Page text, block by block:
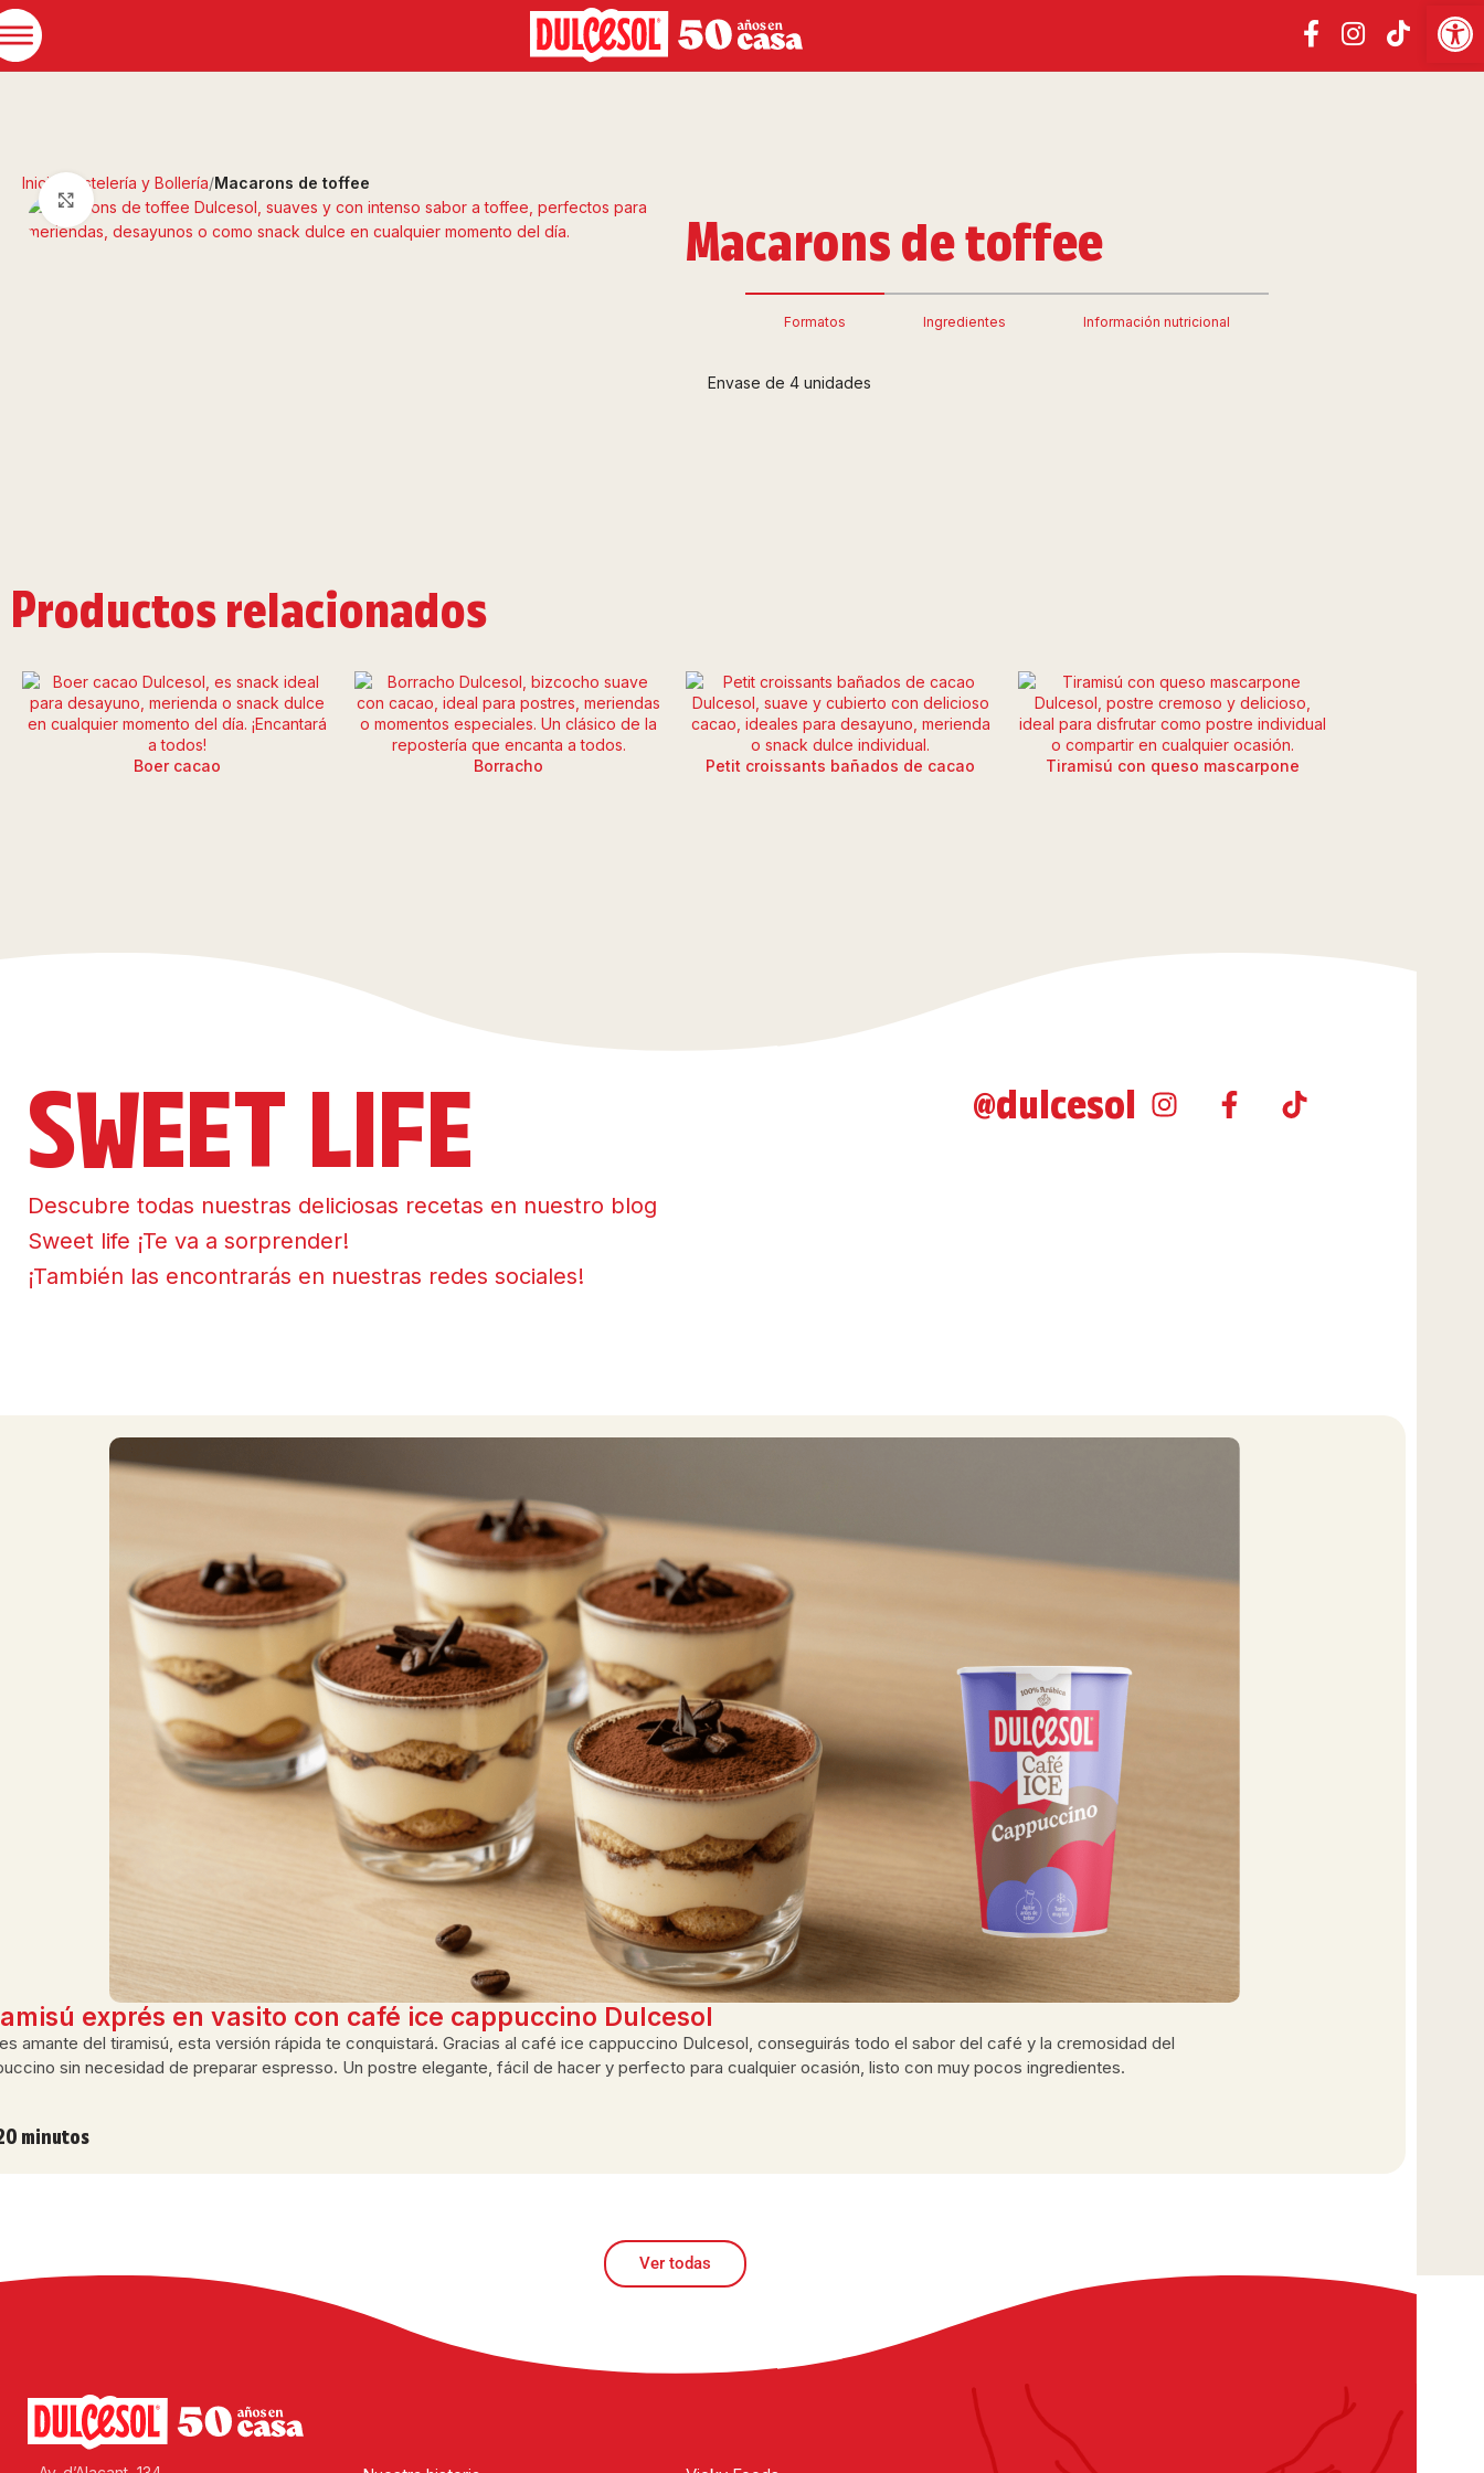
Inicio Pastelería y Bollería Macarons de toffee
Clic para ampliar
Macarons de toffee
Formatos Ingredientes Información nutricional
Envase de 4 unidades
Productos relacionados
Boer cacao Borracho Petit croissants bañados de cacao Tiramisú con queso mascarpone
SWEET LIFE
Descubre todas nuestras deliciosas recetas en nuestro blog
Sweet life ¡Te va a sorprender!
¡También las encontrarás en nuestras redes sociales!
@dulcesol
exprés en vasito con café ice cappuccino Dulcesol
amante del tiramisú, esta versión rápida te conquistará. Gracias al café ice cappuccino Dulcesol, conseguirás todo el sabor del café y la cremosidad del
sin necesidad de preparar espresso. Un postre elegante, fácil de hacer y perfecto para cualquier ocasión, listo con muy pocos ingredientes.
minutos
Ver todas